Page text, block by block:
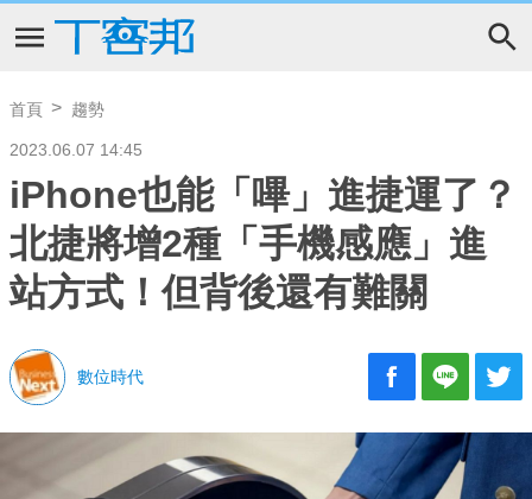
首頁 趨勢
2023.06.07 14:45
iPhone也能「嗶」進捷運了？
北捷將增2種「手機感應」進
站方式！但背後還有難關
數位時代